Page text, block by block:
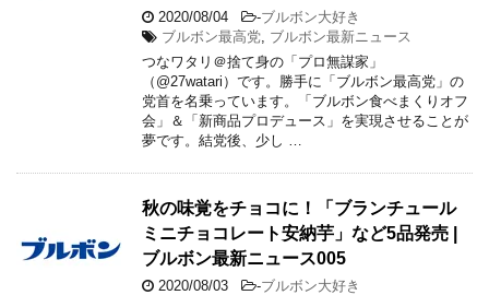
2020/08/04 -ブルボン大好き
ブルボン最高党 ブルボン最新ニュース
つなワタリ＠捨て身の「プロ無謀家」
（@27watari）です。勝手に「ブルボン最高党」の
党首を名乗っています。「ブルボン食べまくりオフ
会」＆「新商品プロデュース」を実現させることが
夢です。結党後、少し …
秋の味覚をチョコに！「ブランチュール
ミニチョコレート安納芋」など5品発売 |
ブルボン最新ニュース005
2020/08/03 -ブルボン大好き